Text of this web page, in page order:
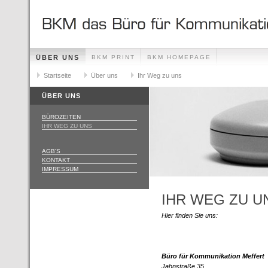
ÜBER UNS BKM PRINT BKM HOMEPAGE
Startseite Über uns Ihr Weg zu uns
ÜBER UNS
BÜROZEITEN
IHR WEG ZU UNS
AGB'S
KONTAKT
IMPRESSUM
IHR WEG ZU
Hier finden Sie uns:
Büro für Kommunikation Meffert
Jahnstraße 35